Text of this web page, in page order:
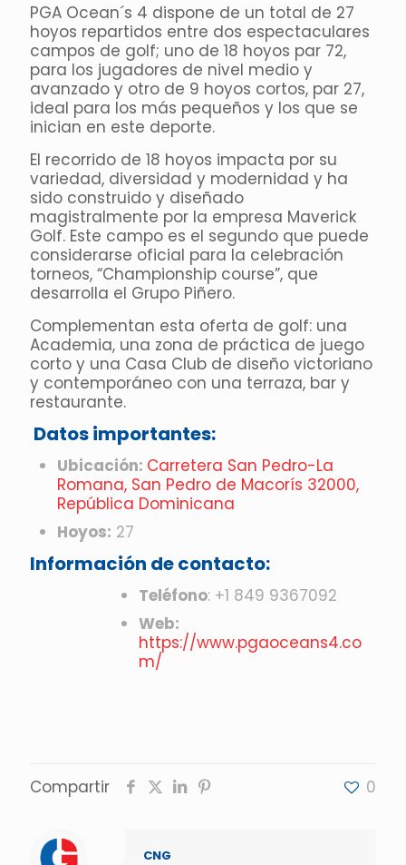
PGA Ocean´s 4 dispone de un total de 27
hoyos repartidos entre dos espectaculares
campos de golf; uno de 18 hoyos par 72,
para los jugadores de nivel medio y
avanzado y otro de 9 hoyos cortos, par 27,
ideal para los más pequeños y los que se
inician en este deporte.
El recorrido de 18 hoyos impacta por su
variedad, diversidad y modernidad y ha
sido construido y diseñado
magistralmente por la empresa Maverick
Golf. Este campo es el segundo que puede
considerarse oficial para la celebración
torneos, “Championship course”, que
desarrolla el Grupo Piñero.
Complementan esta oferta de golf: una
Academia, una zona de práctica de juego
corto y una Casa Club de diseño victoriano
y contemporáneo con una terraza, bar y
restaurante.
Datos importantes:
Ubicación: Carretera San Pedro-La
Romana, San Pedro de Macorís 32000,
República Dominicana
Hoyos: 27
Información de contacto:
Teléfono: +1 849 9367092
Web:
https://www.pgaoceans4.co
m/
Compartir 0
CNG